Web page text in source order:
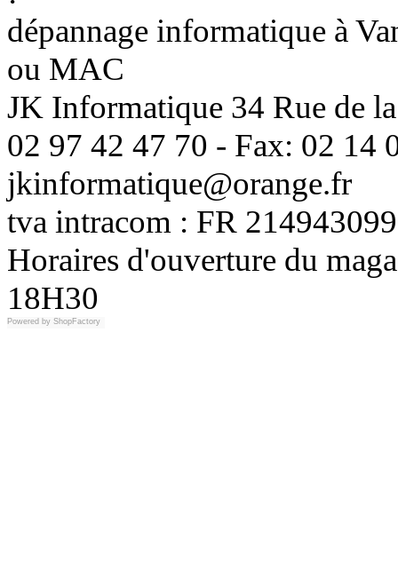
dépannage informatique à
ou MAC
JK Informatique 34 Rue de
02 97 42 47 70 - Fax: 02 14
jkinformatique@orange.fr
tva intracom : FR
Horaires d'ouverture du
18H30
Powered by ShopFactory